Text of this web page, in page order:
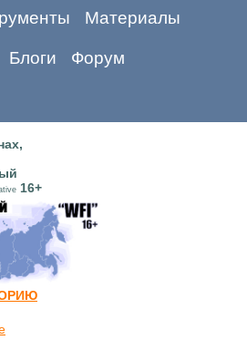
Материалы
Блоги Форум
16+